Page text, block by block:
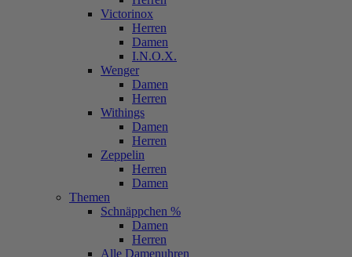
Victorinox
Herren
Damen
I.N.O.X.
Wenger
Damen
Herren
Withings
Damen
Herren
Zeppelin
Herren
Damen
Themen
Schnäppchen %
Damen
Herren
Alle Damenuhren